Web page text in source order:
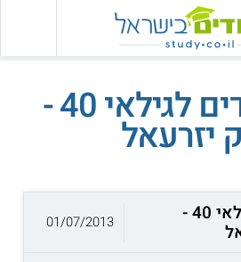
מלגת לימודים לגילאי 40 -
יזרעאל
מלגת לימודים לגילאי 40 - 01/07/2013